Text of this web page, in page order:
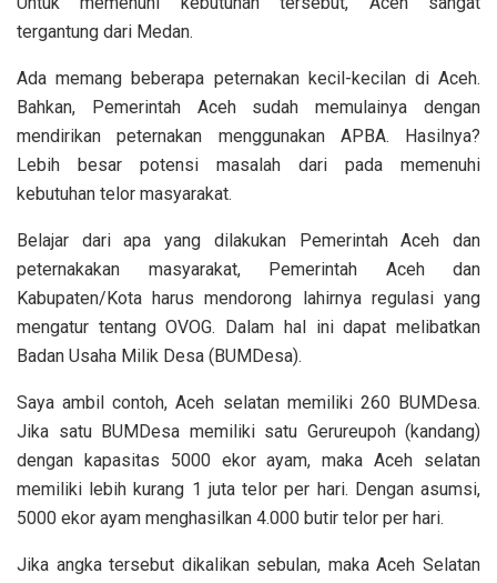
tergantung dari Medan.
Ada memang beberapa peternakan kecil-kecilan di Aceh.
Bahkan, Pemerintah Aceh sudah memulainya dengan
mendirikan peternakan menggunakan APBA. Hasilnya?
Lebih besar potensi masalah dari pada memenuhi
kebutuhan telor masyarakat.
Belajar dari apa yang dilakukan Pemerintah Aceh dan
peternakakan masyarakat, Pemerintah Aceh dan
Kabupaten/Kota harus mendorong lahirnya regulasi yang
mengatur tentang OVOG. Dalam hal ini dapat melibatkan
Badan Usaha Milik Desa (BUMDesa).
Saya ambil contoh, Aceh selatan memiliki 260 BUMDesa.
Jika satu BUMDesa memiliki satu Gerureupoh (kandang)
dengan kapasitas 5000 ekor ayam, maka Aceh selatan
memiliki lebih kurang 1 juta telor per hari. Dengan asumsi,
5000 ekor ayam menghasilkan 4.000 butir telor per hari.
Jika angka tersebut dikalikan sebulan, maka Aceh Selatan